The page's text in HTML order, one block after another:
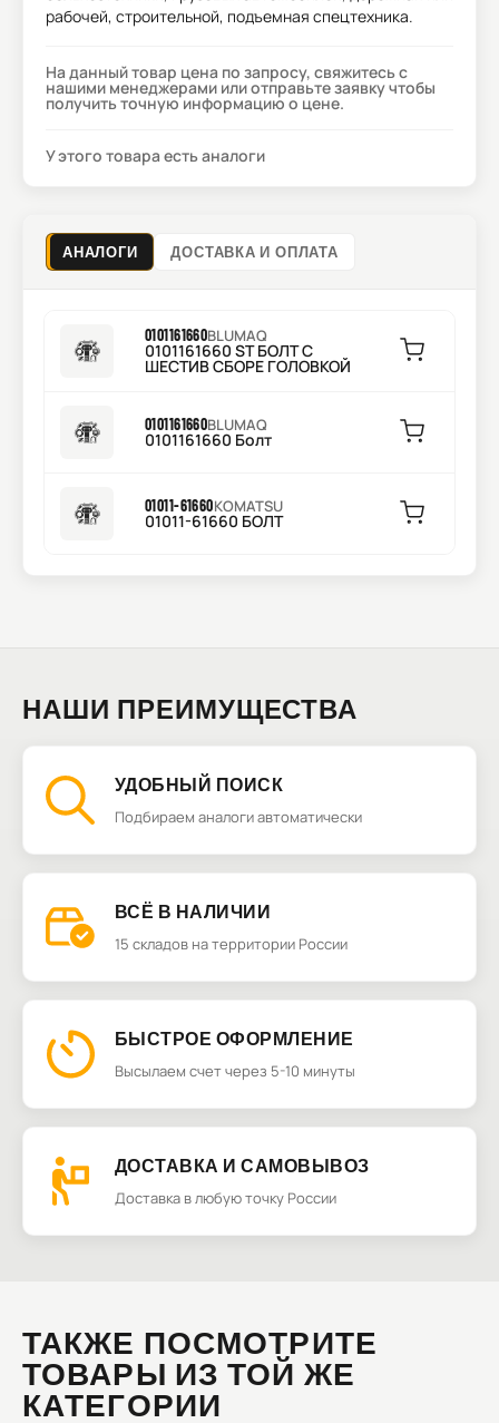
рабочей, строительной, подъемная спецтехника.
На данный товар цена по запросу, свяжитесь с
нашими менеджерами или отправьте заявку чтобы
получить точную информацию о цене.
У этого товара есть аналоги
АНАЛОГИ ДОСТАВКА И ОПЛАТА
0101161660BLUMAQ
0101161660 ST БОЛТ С
ШЕСТИВ СБОРЕ ГОЛОВКОЙ
0101161660BLUMAQ
0101161660 Болт
01011-61660KOMATSU
01011-61660 БОЛТ
НАШИ ПРЕИМУЩЕСТВА
УДОБНЫЙ ПОИСК
Подбираем аналоги автоматически
ВСЁ В НАЛИЧИИ
15 складов на территории России
БЫСТРОЕ ОФОРМЛЕНИЕ
Высылаем счет через 5-10 минуты
ДОСТАВКА И САМОВЫВОЗ
Доставка в любую точку России
ТАКЖЕ ПОСМОТРИТЕ
ТОВАРЫ ИЗ ТОЙ ЖЕ
КАТЕГОРИИ